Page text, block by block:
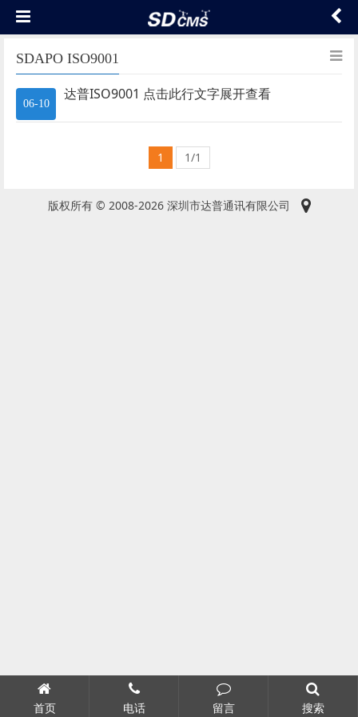
SDAPO ISO9001
06-10
达普ISO9001 点击此行文字展开查看
1 1/1
版权所有 © 2008-2026 深圳市达普通讯有限公司
首页 电话 留言 搜索